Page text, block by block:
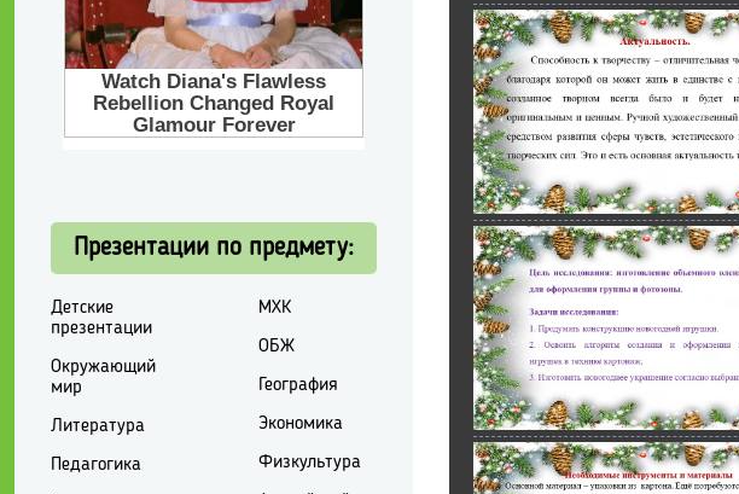
Презентации по предмету:
Детские
презентации
Окружающий
мир
Литература
Педагогика
МХК
ОБЖ
География
Экономика
Физкультура